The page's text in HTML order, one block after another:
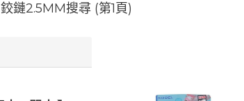
鉸鏈2.5MM搜尋 (第1頁)